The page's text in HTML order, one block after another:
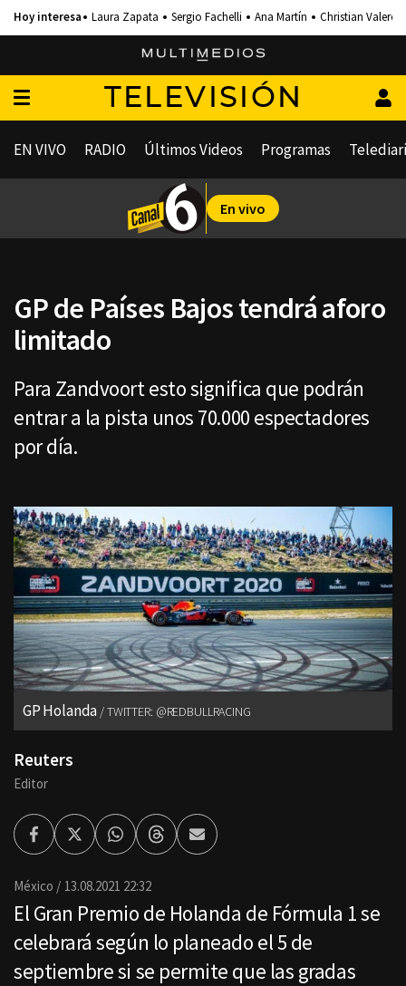
Laura Zapata Sergio Fachelli Ana Martín Christian Valero
TELEVISIÓN
EN VIVO RADIO Últimos Videos Programas
En vivo
GP de Países Bajos tendrá aforo
limitado
Para Zandvoort esto significa que podrán
entrar a la pista unos 70.000 espectadores
por día.
GP Holanda TWITTER: @REDBULLRACING
Reuters
Editor
FacebookTwitterWhatsappThreadsEnviar
por
México 13.08.2021 22:32
El Gran Premio de Holanda de Fórmula 1 se
celebrará según lo planeado el 5 de
septiembre si se permite que las gradas